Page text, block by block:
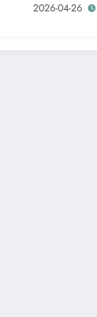
2026-04-26